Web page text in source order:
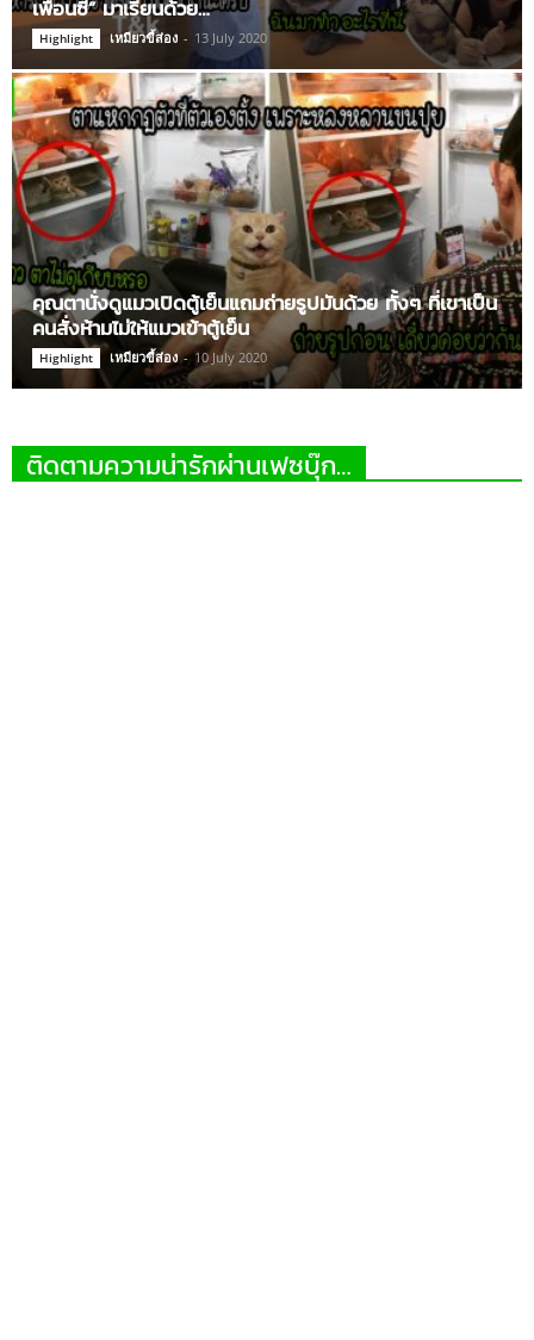
เพื่อนซี้” มาเรียนด้วย…
Highlight เหมียวขี้ส่อง - 13 July 2020
คุณตานั่งดูแมวเปิดตู้เย็นแถมถ่ายรูปมันด้วย ทั้งๆ ที่เขาเป็น
คนสั่งห้ามไม่ให้แมวเข้าตู้เย็น
Highlight เหมียวขี้ส่อง - 10 July 2020
ติดตามความน่ารักผ่านเฟซบุ๊ก…